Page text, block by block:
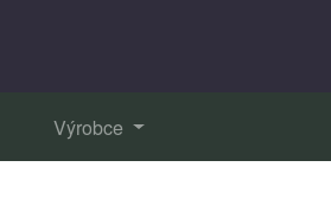
Výrobce